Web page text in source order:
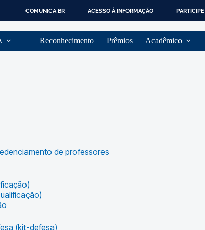
P
A
O
COMUNICA BR ACESSO À INFORMAÇÃO PARTICIPE
Reconhecimento Prêmios Acadêmico
de professores
(kit-defesa)